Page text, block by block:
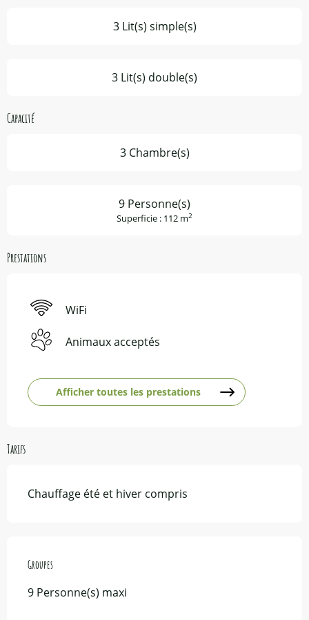
3 Lit(s) simple(s)
3 Lit(s) double(s)
Capacité
3 Chambre(s)
9 Personne(s)
Superficie : 112 m2
Prestations
WiFi
Animaux acceptés
Afficher toutes les prestations
Tarifs
Chauffage été et hiver compris
Groupes
Groupes
9 Personne(s) maxi